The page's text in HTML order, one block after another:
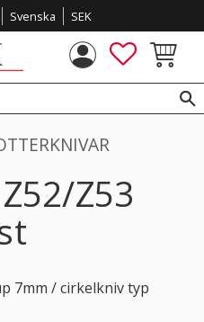
Svenska SEK
FAVORITER
Z53
7mm / cirkelkniv typ